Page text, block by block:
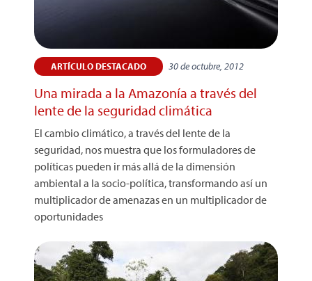
ARTÍCULO DESTACADO 30 de octubre, 2012
Una mirada a la Amazonía a través del
lente de la seguridad climática
El cambio climático, a través del lente de la
seguridad, nos muestra que los formuladores de
políticas pueden ir más allá de la dimensión
ambiental a la socio-política, transformando así un
multiplicador de amenazas en un multiplicador de
oportunidades